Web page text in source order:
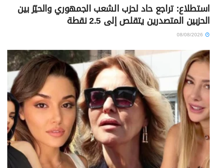
استطلاع: تراجع حاد لحزب الشعب الجمهوري والحيّز بين
الحزبين المتصدرين يتقلص إلى 2.5 نقطة